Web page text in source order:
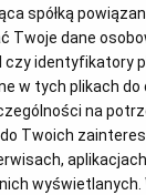
DRÓB
MIĘSA
RYBY
GLUTENU
KUCHNI
BIAŁA
MAGAZYNY
FORMAT
SOBOTA
Żołyńska
Candy
we
PIECZENIE
spółką
Twoje dane
czy identyfikatory
w tych plikach do
na
Twoich
wyświetlanych.